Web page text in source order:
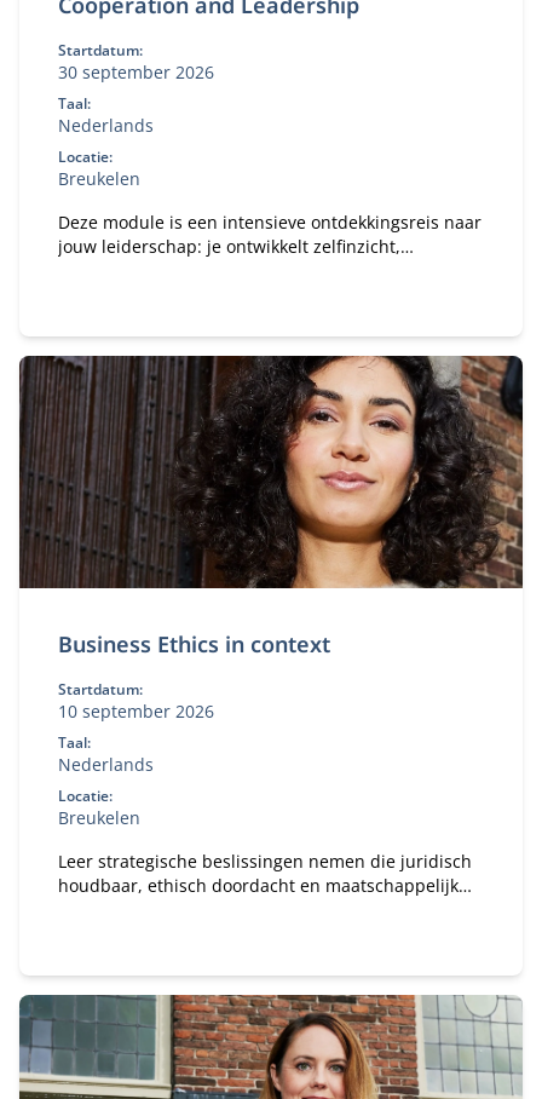
Startdatum:
30 september 2026
Taal:
Nederlands
Locatie:
Breukelen
Deze module is een intensieve ontdekkingsreis naar
jouw leiderschap: je ontwikkelt zelfinzicht,
Business Ethics in context
Startdatum:
10 september 2026
Taal:
Nederlands
Locatie:
Breukelen
Leer strategische beslissingen nemen die juridisch
houdbaar, ethisch doordacht en maatschappelijk
organisatiecasus.